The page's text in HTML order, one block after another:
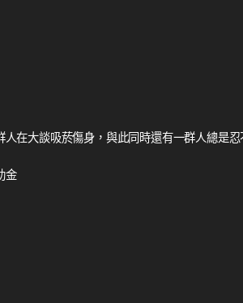
人在大談吸菸傷身，與此同時還有一群人總是
金